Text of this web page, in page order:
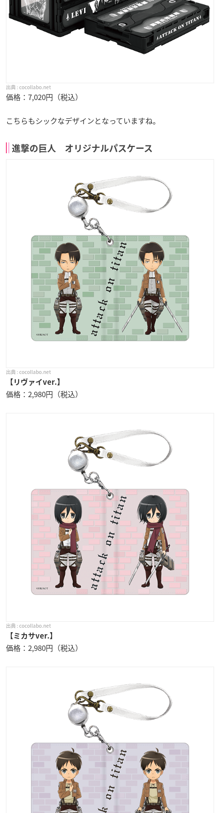
cocollabo.net
価格：7,020円（税込）
こちらもシックなデザインとなっていますね。
進撃の巨人 オリジナルパスケース
cocollabo.net
【リヴァイver.】
価格：2,980円（税込）
cocollabo.net
【ミカサver.】
価格：2,980円（税込）